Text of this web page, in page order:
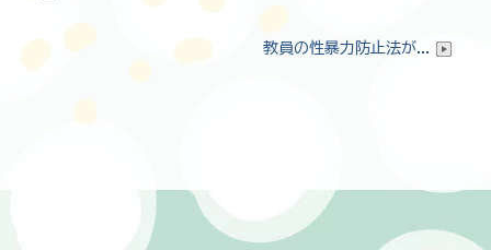
教員の性暴力防止法が...